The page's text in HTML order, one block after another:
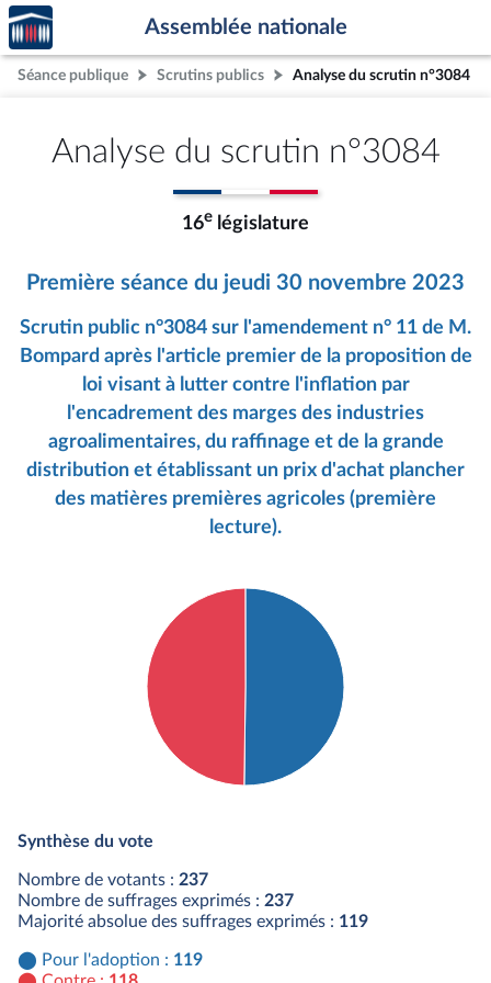
Aller au contenu
Aller en bas de la page
Accèder
à la
page
d'accueil
Assemblée nationale
Séance publique Scrutins publics Analyse du scrutin n°3084
Analyse du scrutin n°3084
16e législature
Première séance du jeudi 30 novembre 2023
Scrutin public n°3084 sur l'amendement n° 11 de M.
Bompard après l'article premier de la proposition de
loi visant à lutter contre l'inflation par
l'encadrement des marges des industries
agroalimentaires, du raffinage et de la grande
distribution et établissant un prix d'achat plancher
des matières premières agricoles (première
lecture).
Synthèse du vote
Nombre de votants : 237
Nombre de suffrages exprimés : 237
Majorité absolue des suffrages exprimés : 119
Pour l'adoption : 119